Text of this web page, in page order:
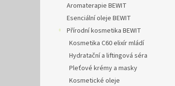
Aromaterapie BEWIT
Esenciální oleje BEWIT
Přírodní kosmetika BEWIT
Kosmetika C60 elixír mládí
Hydratační a liftingová séra
Pleťové krémy a masky
Kosmetické oleje